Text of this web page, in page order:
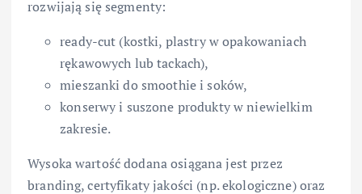
rozwijają się segmenty:
ready-cut (kostki, plastry w opakowaniach
rękawowych lub tackach),
mieszanki do smoothie i soków,
konserwy i suszone produkty w niewielkim
zakresie.
Wysoka wartość dodana osiągana jest przez
branding, certyfikaty jakości (np. ekologiczne) oraz